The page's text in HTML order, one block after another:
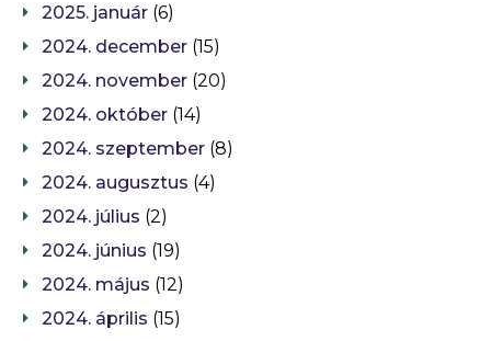
2025. január (6)
2024. december (15)
2024. november (20)
2024. október (14)
2024. szeptember (8)
2024. augusztus (4)
2024. július (2)
2024. június (19)
2024. május (12)
2024. április (15)